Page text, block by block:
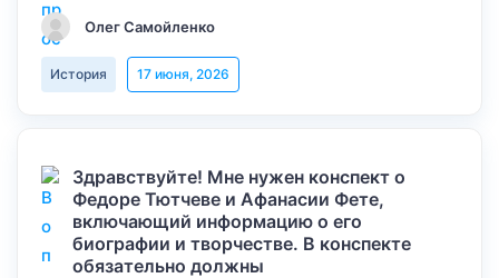
Олег Самойленко
История 17 июня, 2026
Здравствуйте! Мне нужен конспект о
Федоре Тютчеве и Афанасии Фете,
включающий информацию о его
биографии и творчестве. В конспекте
обязательно должны